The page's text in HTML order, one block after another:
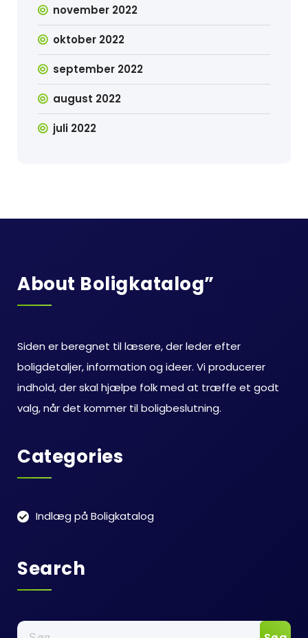
november 2022
oktober 2022
september 2022
august 2022
juli 2022
About Boligkatalog”
Siden er beregnet til læsere, der leder efter
boligdetaljer, information og ideer. Vi producerer
indhold, der skal hjælpe folk med at træffe et godt
valg, når det kommer til boligbeslutning.
Categories
Indlæg på Boligkatalog
Search
Søg